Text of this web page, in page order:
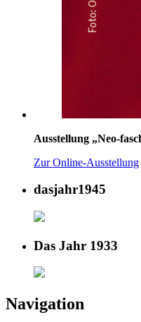
Ausstellung „Neo-
Zur Online-Ausstellung
dasjahr1945
Das Jahr 1933
Navigation